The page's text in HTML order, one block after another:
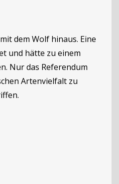
dem Wolf hinaus. Eine
und hätte zu einem
Nur das Referendum
Artenvielfalt zu